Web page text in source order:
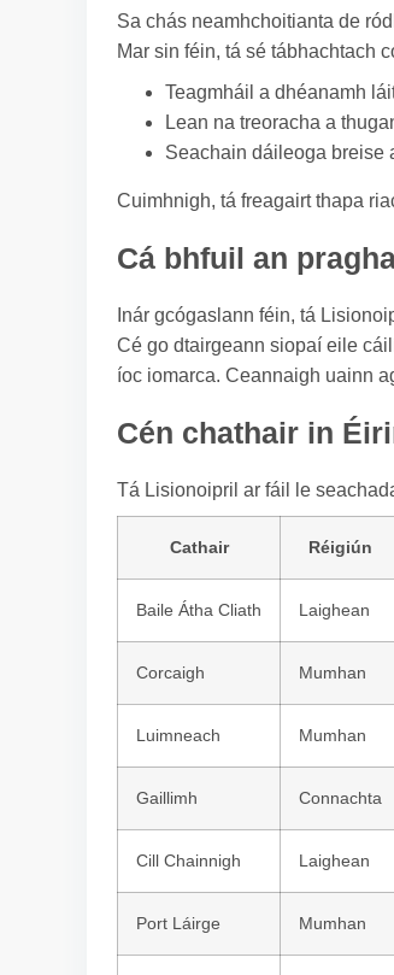
Sa chás neamhchoitianta de
Mar sin féin, tá sé tábhachtach
Teagmháil a dhéanamh
Lean na treoracha a
Seachain dáileoga breise
Cuimhnigh, tá freagairt thapa
Cá bhfuil an
Inár gcógaslann féin, tá
Cé go dtairgeann siopaí eile
íoc iomarca. Ceannaigh uainn
Cén chathair in
Tá Lisionoipril ar fáil le
Cathair Réigiún
Baile Átha Cliath Laighean
Corcaigh Mumhan
Luimneach Mumhan
Gaillimh Connachta
Cill Chainnigh Laighean
Port Láirge Mumhan